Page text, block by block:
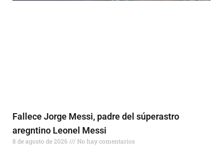
Fallece Jorge Messi, padre del súperastro
aregntino Leonel Messi
8 de agosto de 2026 No hay comentarios